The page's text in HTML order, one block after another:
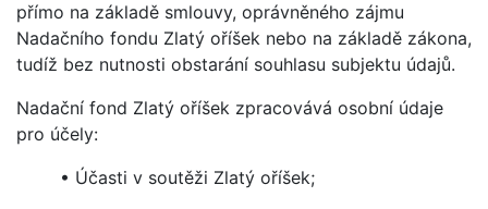
přímo na základě smlouvy, oprávněného zájmu
Nadačního fondu Zlatý oříšek nebo na základě zákona,
tudíž bez nutnosti obstarání souhlasu subjektu údajů.
Nadační fond Zlatý oříšek zpracovává osobní údaje
pro účely:
• Účasti v soutěži Zlatý oříšek;